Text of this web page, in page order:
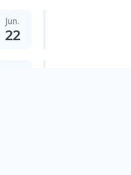
Jun.
22